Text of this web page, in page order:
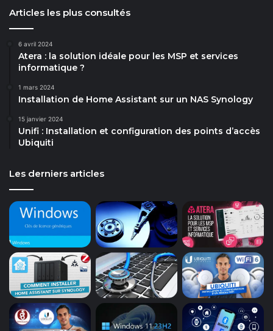
Articles les plus consultés
6 avril 2024
Atera : la solution idéale pour les MSP et services
informatique ?
1 mars 2024
Installation de Home Assistant sur un NAS Synology
15 janvier 2024
Unifi : Installation et configuration des points d’accès
Ubiquiti
Les derniers articles